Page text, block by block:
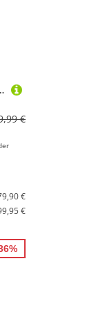
FZ blau | 38CM
€
€
€